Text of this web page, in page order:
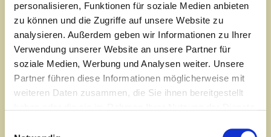
personalisieren, Funktionen für soziale Medien anbieten
zu können und die Zugriffe auf unsere Website zu
analysieren. Außerdem geben wir Informationen zu Ihrer
Verwendung unserer Website an unsere Partner für
soziale Medien, Werbung und Analysen weiter. Unsere
Partner führen diese Informationen möglicherweise mit
weiteren Daten zusammen, die Sie ihnen bereitgestellt
Die Traditionslinie des Klassischen Hatha
Yoga
Paramapadma Dhiranandaji, der Gründer unserer
Ausbildungslinie, lehrt Kriya Yoga und den klassischen
Astanga Yoga. Seine Schüler folgen dem gleichen Weg. Das
heißt, Sie erlernen den authentischen klassischen Yoga, wie
er durch die Jahrhunderte in Indien praktiziert wurde. Sie
Einheit von Körper, Geist und Seele, als Weg zu wahrem